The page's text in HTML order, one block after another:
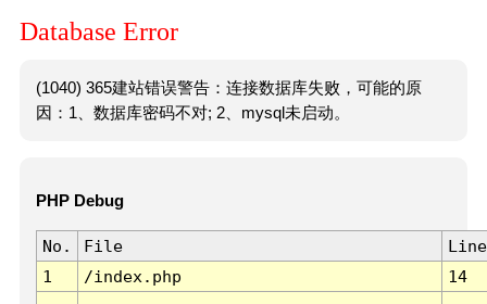
Database Error
(1040) 365建站错误警告：连接数据库失败，可能的原
因：1、数据库密码不对; 2、mysql未启动。
PHP Debug
No. File
Line
1
/index.php 14